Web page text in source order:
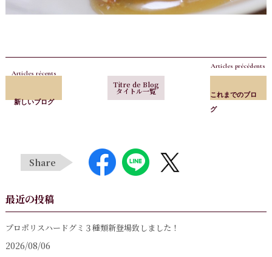
Articles récents
新しいブログ
Titre de Blog
タイトル一覧
Articles précédents
これまでのブロ
グ
Share
最近の投稿
プロポリスハードグミ３種類新登場致しました！
2026/08/06